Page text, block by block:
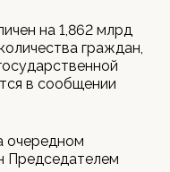
на 1,862 млрд
граждан,
в сообщении
очередном
Председателем